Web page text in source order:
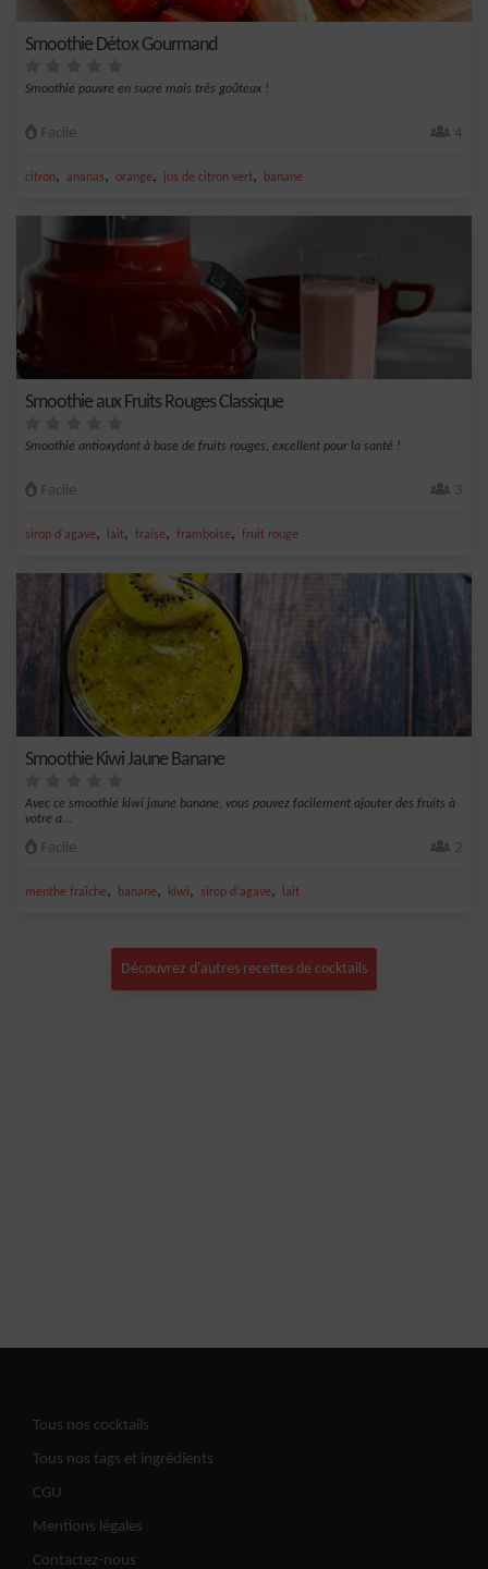
Smoothie Détox Gourmand
Smoothie pauvre en sucre mais très goûteux !
Facile 4
citron, ananas, orange, jus de citron vert, banane
Smoothie aux Fruits Rouges Classique
Smoothie antioxydant à base de fruits rouges, excellent pour la santé !
Facile 3
sirop d'agave, lait, fraise, framboise, fruit rouge
Smoothie Kiwi Jaune Banane
Avec ce smoothie kiwi jaune banane, vous pouvez facilement ajouter des fruits à
votre a...
Facile 2
menthe fraîche, banane, kiwi, sirop d'agave, lait
Découvrez d'autres recettes de cocktails
Tous nos cocktails
Tous nos tags et ingrédients
CGU
Mentions légales
Contactez-nous